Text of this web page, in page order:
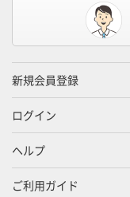
新規会員登録
ログイン
ヘルプ
ご利用ガイド